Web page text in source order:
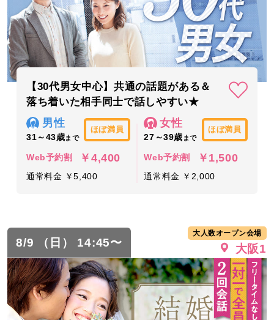
【30代男女中心】共通の話題がある＆
落ち着いた相手同士で話しやすい★
男性
31～43歳まで
ほぼ満員
Web予約割 ￥4,400
通常料金 ￥5,400
女性
27～39歳 まで
ほぼ満員
Web予約割 ￥1,500
通常料金 ￥2,000
8/9 （日） 14:45〜
大人数オープン会場
大阪1